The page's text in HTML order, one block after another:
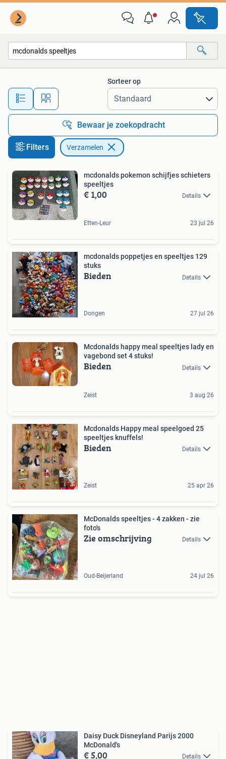
Alle afstanden…
Sorteer op
Bewaar je zoekopdracht
Filters Verzamelen
mcdonalds pokemon schijfjes schieters
speeltjes
€ 1,00 Details
Etten-Leur 23 jul 26
mcdonalds poppetjes en speeltjes 129
stuks
Bieden Details
Dongen 27 jul 26
Mcdonalds happy meal speeltjes lady en
vagebond set 4 stuks!
Bieden Details
Zeist 3 aug 26
Mcdonalds Happy meal speelgoed 25
speeltjes knuffels!
Bieden Details
Zeist 25 apr 26
McDonalds speeltjes - 4 zakken - zie
foto's
Zie omschrijving Details
Oud-Beijerland 24 jul 26
Daisy Duck Disneyland Parijs 2000
McDonald's
€ 5,00 Details